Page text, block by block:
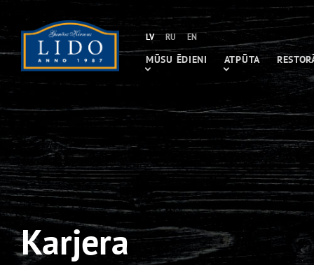
LV RU EN
MŪSU ĒDIENI ATPŪTA
Karjera